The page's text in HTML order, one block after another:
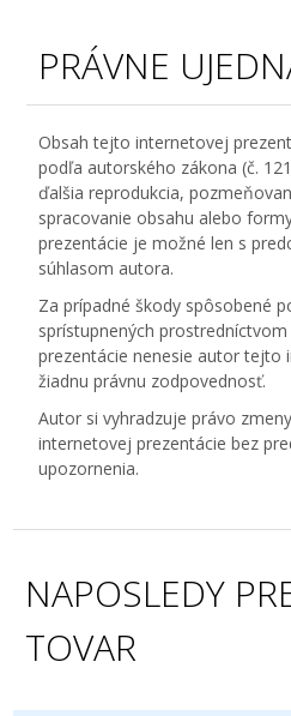
PRÁVNE
Obsah tejto internetovej
podľa autorského zákona (č.
ďalšia reprodukcia,
spracovanie obsahu alebo
prezentácie je možné len s
súhlasom autora.
Za prípadné škody spôsobené
sprístupnených
prezentácie nenesie autor tejto
žiadnu právnu zodpovednosť.
Autor si vyhradzuje právo
internetovej prezentácie bez
upozornenia.
NAPOSLEDY
TOVAR